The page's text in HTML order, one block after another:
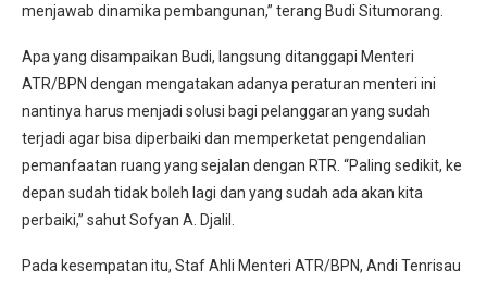
menjawab dinamika pembangunan,” terang Budi Situmorang.
Apa yang disampaikan Budi, langsung ditanggapi Menteri
ATR/BPN dengan mengatakan adanya peraturan menteri ini
nantinya harus menjadi solusi bagi pelanggaran yang sudah
terjadi agar bisa diperbaiki dan memperketat pengendalian
pemanfaatan ruang yang sejalan dengan RTR. “Paling sedikit, ke
depan sudah tidak boleh lagi dan yang sudah ada akan kita
perbaiki,” sahut Sofyan A. Djalil.
Pada kesempatan itu, Staf Ahli Menteri ATR/BPN, Andi Tenrisau